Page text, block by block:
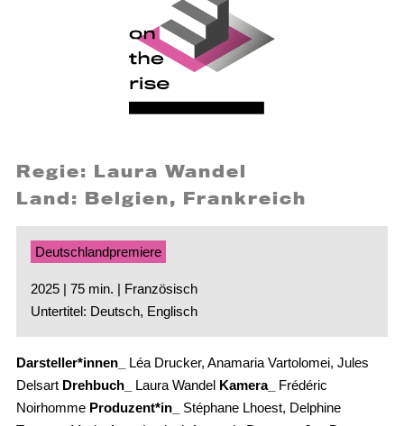
Regie: Laura Wandel
Land: Belgien, Frankreich
Deutschlandpremiere
2025 | 75 min. | Französisch
Untertitel: Deutsch, Englisch
Darsteller*innen_
Léa Drucker, Anamaria Vartolomei, Jules
Delsart Drehbuch_ Laura Wandel Kamera_
Frédéric
Noirhomme Produzent*in_
Stéphane Lhoest, Delphine